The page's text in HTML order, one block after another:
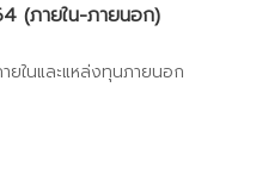
(ภายใน-ภายนอก)
ยในและแหล่งทุนภายนอก